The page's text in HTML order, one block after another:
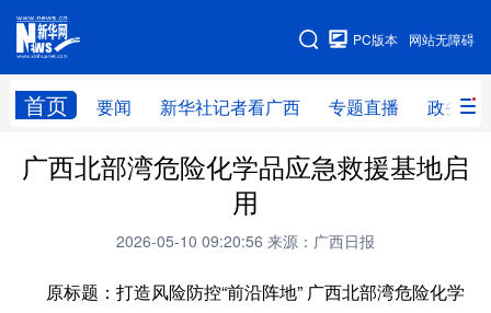
网站无障碍
PC版本
首页 要闻 新华社记者看广西 专题直播 政务信
网站地图
广西频道
广西北部湾危险化学品应急救援基地启
用
2026-05-10 09:20:56 来源：广西日报
原标题：打造风险防控“前沿阵地” 广西北部湾危险化学